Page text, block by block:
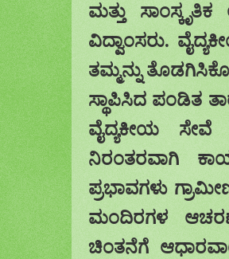
ಮತ್ತು
ವಿದ್ವಾಂಸರು.
ತಮ್ಮನ್ನು
ಸ್ಥಾಪಿಸಿದ ಪಂಡಿತ
ವೈದ್ಯಕೀಯ ಸೇವೆ
ನಿರಂತರವಾಗಿ
ಪ್ರಭಾವಗಳು
ಮಂದಿರಗಳ
ಚಿಂತನೆಗೆ